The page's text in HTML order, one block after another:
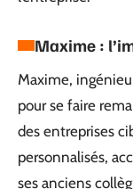
Maxime :
Maxime,
pour se faire
des entreprises
personnalisés,
ses anciens